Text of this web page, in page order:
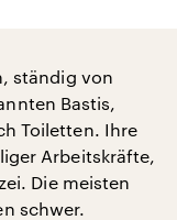
ständig von
Bastis,
Toiletten. Ihre
Arbeitskräfte,
Die meisten
schwer.